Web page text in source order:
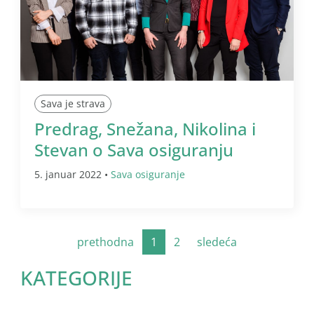
Sava je strava
Predrag, Snežana, Nikolina i
Stevan o Sava osiguranju
5. januar 2022 • Sava osiguranje
prethodna 1 2 sledeća
KATEGORIJE